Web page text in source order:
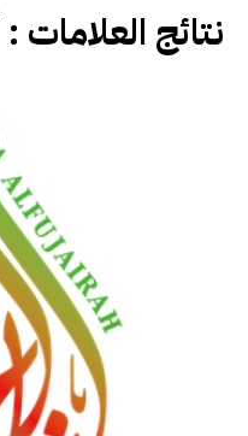
نتائج العلامات :